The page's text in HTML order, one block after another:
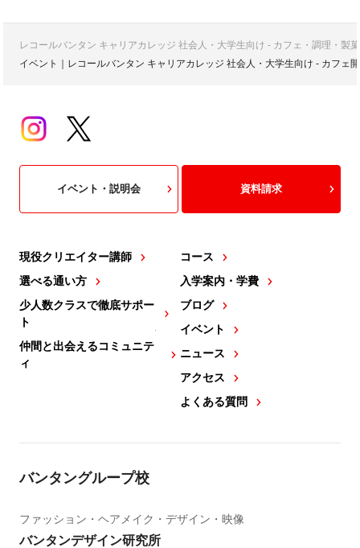
レコールバンタン キャリアカレッジ 社会人・大学生向け - カフェ・調理・製
イベント｜レコールバンタン キャリアカレッジ 社会人・大学生向け - カフェ
現役クリエイター講師
選べる通い方
少人数クラスで徹底サポー
ト
仲間と出会えるコミュニテ
ィ
コース
入学案内・学費
ブログ
イベント
ニュース
アクセス
よくある質問
イベント・説明会 資料請求
バンタングループ校
ファッション・ヘアメイク・デザイン・映像
バンタンデザイン研究所